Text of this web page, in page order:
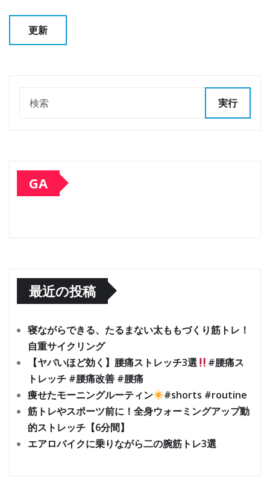
実行
GA
最近の投稿
寝ながらできる、たるまない太ももづくり筋トレ！
自重サイクリング
【ヤバいほど効く】腰痛ストレッチ3選
#腰痛ス
トレッチ #腰痛改善 #腰痛
痩せたモーニングルーティン
#shorts #routine
筋トレやスポーツ前に！全身ウォーミングアップ動
的ストレッチ【6分間】
エアロバイクに乗りながら二の腕筋トレ3選